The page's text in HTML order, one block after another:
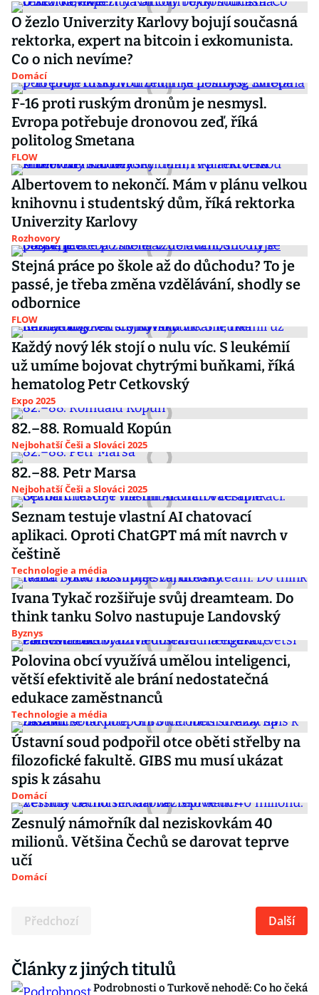
O žezlo Univerzity Karlovy bojují současná
rektorka, expert na bitcoin i exkomunista.
Co o nich nevíme?
Domácí
F-16 proti ruským dronům je nesmysl.
Evropa potřebuje dronovou zeď, říká
politolog Smetana
FLOW
Albertovem to nekončí. Mám v plánu velkou
knihovnu i studentský dům, říká rektorka
Univerzity Karlovy
Rozhovory
Stejná práce po škole až do důchodu? To je
passé, je třeba změna vzdělávání, shodly se
odbornice
FLOW
Každý nový lék stojí o nulu víc. S leukémií
už umíme bojovat chytrými buňkami, říká
hematolog Petr Cetkovský
Expo 2025
82.–88. Romuald Kopún
Nejbohatší Češi a Slováci 2025
82.–88. Petr Marsa
Nejbohatší Češi a Slováci 2025
Seznam testuje vlastní AI chatovací
aplikaci. Oproti ChatGPT má mít navrch v
češtině
Technologie a média
Ivana Tykač rozšiřuje svůj dreamteam. Do
think tanku Solvo nastupuje Landovský
Byznys
Polovina obcí využívá umělou inteligenci,
větší efektivitě ale brání nedostatečná
edukace zaměstnanců
Technologie a média
Ústavní soud podpořil otce oběti střelby na
filozofické fakultě. GIBS mu musí ukázat
spis k zásahu
Domácí
Zesnulý námořník dal neziskovkám 40
milionů. Většina Čechů se darovat teprve
učí
Domácí
Předchozí Další
Články z jiných titulů
Podrobnosti o Turkově nehodě: Co ho čeká